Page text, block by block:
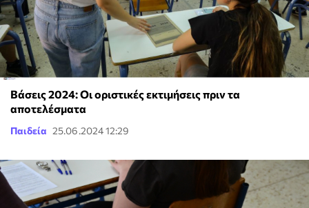
Βάσεις 2024: Οι οριστικές εκτιμήσεις πριν τα
αποτελέσματα
Παιδεία 25.06.2024 12:29